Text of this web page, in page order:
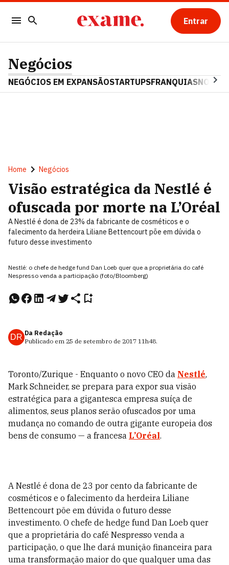
Entrar
Negócios
NEGÓCIOS EM EXPANSÃOSTARTUPSFRANQUIAS
Home Negócios
Visão estratégica da Nestlé é
ofuscada por morte na L’Oréal
A Nestlé é dona de 23% da fabricante de cosméticos e o
falecimento da herdeira Liliane Bettencourt põe em dúvida o
futuro desse investimento
Nestlé: o chefe de hedge fund Dan Loeb quer que a proprietária do café
Nespresso venda a participação (foto/Bloomberg)
DR Da Redação
Publicado em 25 de setembro de 2017 11h48.
Toronto/Zurique - Enquanto o novo CEO da Nestlé,
Mark Schneider, se prepara para expor sua visão
estratégica para a gigantesca empresa suíça de
alimentos, seus planos serão ofuscados por uma
mudança no comando de outra gigante europeia dos
bens de consumo — a francesa L’Oréal.
A Nestlé é dona de 23 por cento da fabricante de
cosméticos e o falecimento da herdeira Liliane
Bettencourt põe em dúvida o futuro desse
investimento. O chefe de hedge fund Dan Loeb quer
que a proprietária do café Nespresso venda a
participação, o que lhe dará munição financeira para
uma transformação maior do que qualquer uma das